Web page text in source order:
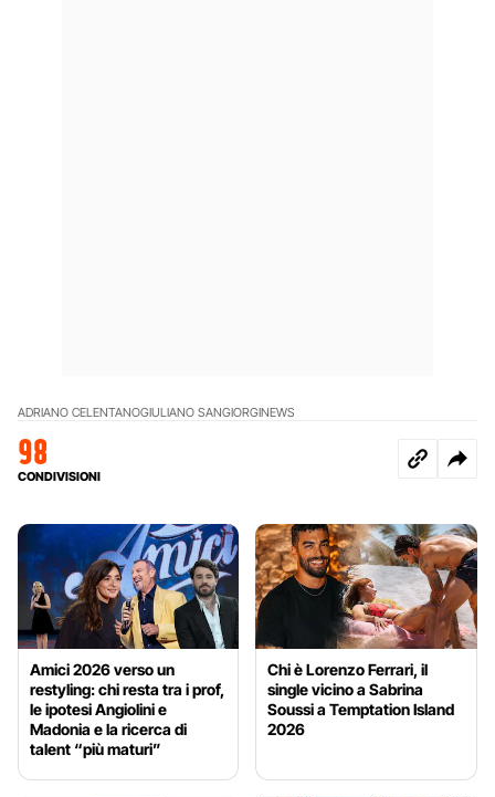
ADRIANO CELENTANOGIULIANO SANGIORGINEWS
98
CONDIVISIONI
Amici 2026 verso un
restyling: chi resta tra i prof,
le ipotesi Angiolini e
Madonia e la ricerca di
talent “più maturi”
Chi è Lorenzo Ferrari, il
single vicino a Sabrina
Soussi a Temptation Island
2026